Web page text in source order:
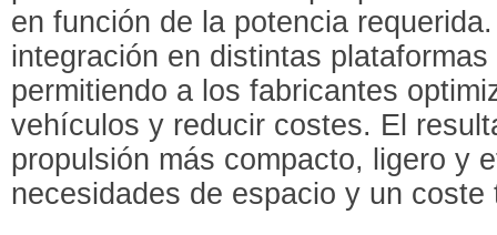
en función de la potencia
integración en distintas
permitiendo a los fabricantes
vehículos y reducir costes. El
propulsión más compacto, ligero y
necesidades de espacio y un coste